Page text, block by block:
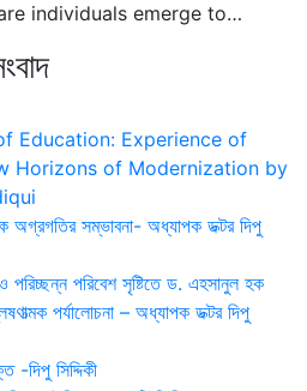
individuals emerge to…
Education: Experience of
Horizons of Modernization by
অগ্রগতির সম্ভাবনা- অধ্যাপক ডক্টর দিপু
ও পরিচ্ছন্ন পরিবেশ সৃষ্টিতে ড. এহসানুল হক
পর্যালোচনা – অধ্যাপক ডক্টর দিপু
-দিপু সিদ্দিকী